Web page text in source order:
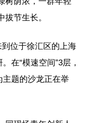
节生长。
位于徐汇区的上海
在“模速空间”3层，
主题的沙龙正在举